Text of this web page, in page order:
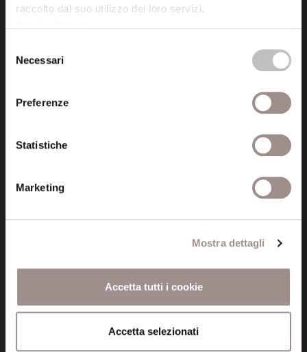
raccolto dal suo utilizzo dei loro servizi.
delNecessari
Preferenze
Statistiche
Marketing
Mostra dettagli
Accetta tutti i cookie
Accetta selezionati
fondazionecollegiosancarlo@legalmail.it